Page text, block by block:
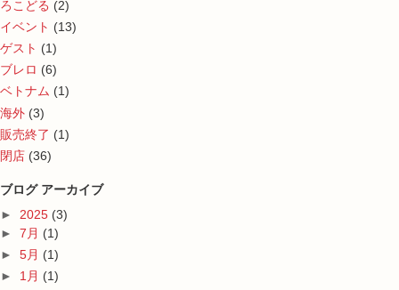
ろこどる (2)
イベント (13)
ゲスト (1)
ブレロ (6)
ベトナム (1)
海外 (3)
販売終了 (1)
閉店 (36)
ブログ アーカイブ
► 2025 (3)
► 7月 (1)
► 5月 (1)
► 1月 (1)